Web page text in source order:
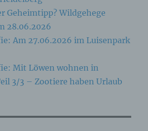
Geheimtipp? Wildgehege
28.06.2026
Am 27.06.2026 im Luisenpark
Mit Löwen wohnen in
3/3 – Zootiere haben Urlaub
mittels Zuordnung zu einer
einem Namen, zu einer
zu Standortdaten, zu einer
oder zu einem oder mehreren
die Ausdruck der
physiologischen, genetischen,
wirtschaftlichen, kulturellen oder
dieser natürlichen Person
werden kann.